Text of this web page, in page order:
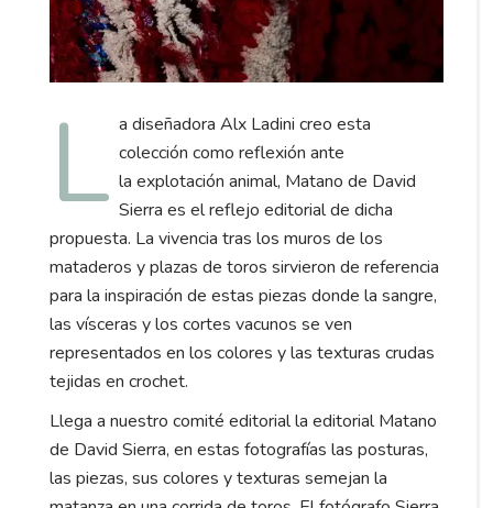
L a diseñadora Alx Ladini creo esta
colección como reflexión ante
la explotación animal, Matano de David
Sierra es el reflejo editorial de dicha
propuesta. La vivencia tras los muros de los
mataderos y plazas de toros sirvieron de referencia
para la inspiración de estas piezas donde la sangre,
las vísceras y los cortes vacunos se ven
representados en los colores y las texturas crudas
tejidas en crochet.
Llega a nuestro comité editorial la editorial Matano
de David Sierra, en estas fotografías las posturas,
las piezas, sus colores y texturas semejan la